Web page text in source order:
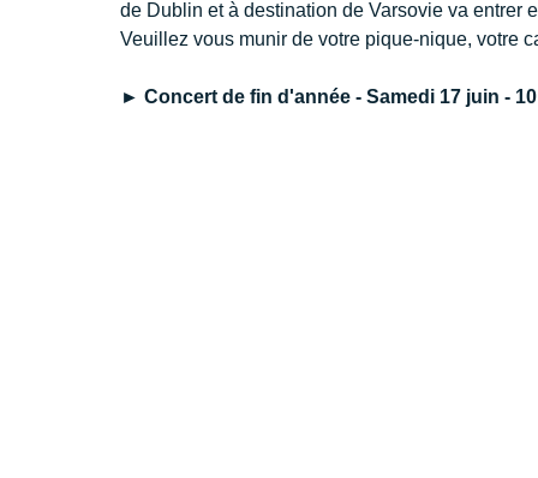
de Dublin et à destination de Varsovie va entrer
Veuillez vous munir de votre pique-nique, votre
► Concert de fin d'année - Samedi 17 juin -